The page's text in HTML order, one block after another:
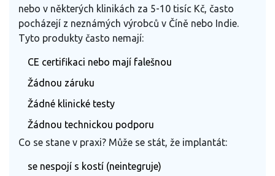
nebo v některých klinikách za 5-10 tisíc Kč, často
pocházejí z neznámých výrobců v Číně nebo Indie.
Tyto produkty často nemají:
CE certifikaci nebo mají falešnou
Žádnou záruku
Žádné klinické testy
Žádnou technickou podporu
Co se stane v praxi? Může se stát, že implantát:
se nespojí s kostí (neintegruje)